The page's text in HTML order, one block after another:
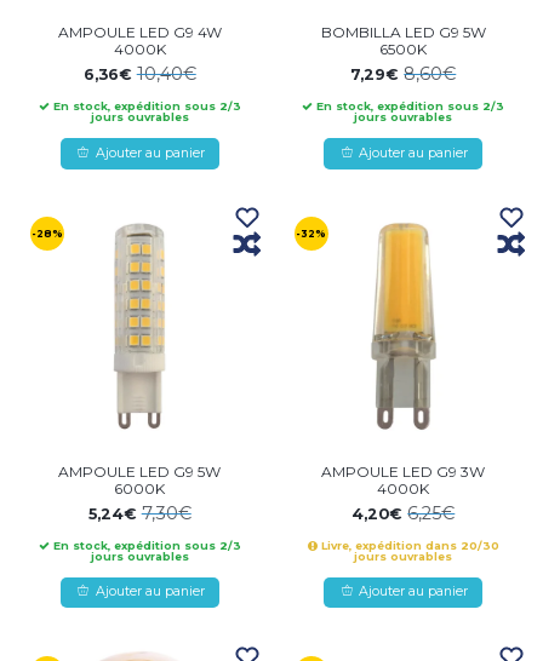
AMPOULE LED G9 4W
4000K
6,36€10,40€
En stock, expédition sous 2/3
jours ouvrables
Ajouter au panier
BOMBILLA LED G9 5W
6500K
7,29€8,60€
En stock, expédition sous 2/3
jours ouvrables
Ajouter au panier
-28%
AMPOULE LED G9 5W
6000K
5,24€7,30€
En stock, expédition sous 2/3
jours ouvrables
Ajouter au panier
-32%
AMPOULE LED G9 3W
4000K
4,20€6,25€
Livre, expédition dans 20/30
jours ouvrables
Ajouter au panier